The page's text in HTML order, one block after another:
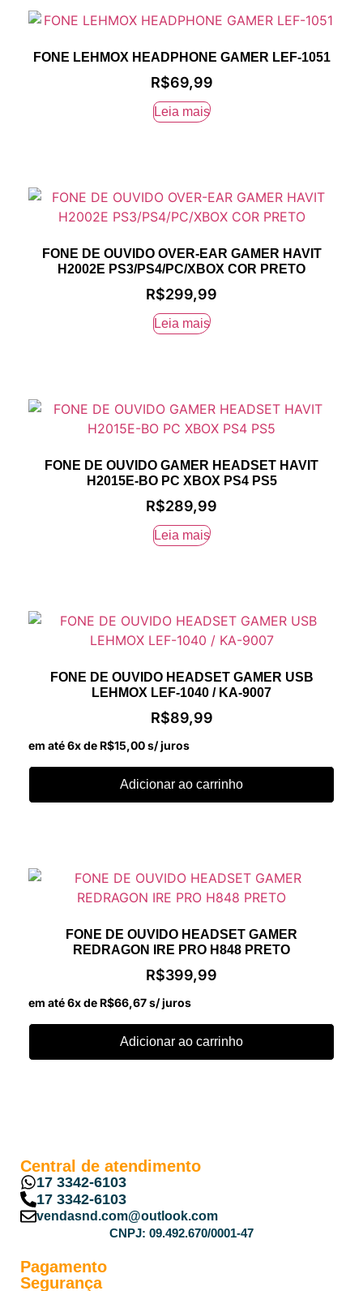
FONE LEHMOX HEADPHONE GAMER LEF-1051
R$69,99
Leia mais
FONE DE OUVIDO OVER-EAR GAMER HAVIT
H2002E PS3/PS4/PC/XBOX COR PRETO
R$299,99
Leia mais
FONE DE OUVIDO GAMER HEADSET HAVIT
H2015E-BO PC XBOX PS4 PS5
R$289,99
Leia mais
FONE DE OUVIDO HEADSET GAMER USB
LEHMOX LEF-1040 / KA-9007
R$89,99
em até 6x de R$15,00s/ juros
Adicionar ao carrinho
FONE DE OUVIDO HEADSET GAMER
REDRAGON IRE PRO H848 PRETO
R$399,99
em até 6x de R$66,67s/ juros
Adicionar ao carrinho
Central de atendimento
17 3342-6103
17 3342-6103
vendasnd.com@outlook.com
CNPJ: 09.492.670/0001-47
Pagamento
Segurança